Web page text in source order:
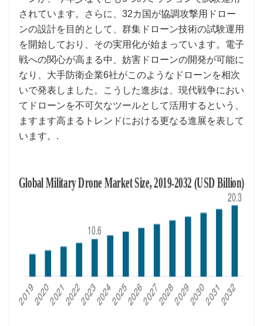
されています。さらに、32カ国が協調攻撃用ドロー
ンの設計を目的として、群集ドローン技術の試験運用
を開始しており、その実用化が始まっています。電子
戦への関心が高まる中、妨害ドローンの開発が可能に
なり、大手防衛企業6社がこのようなドローンを相次
いで発表しました。こうした進歩は、現代戦争におい
てドローンを不可欠なツールとして活用するという、
ますます高まるトレンドにおける更なる進展を表して
います。.